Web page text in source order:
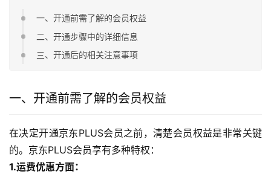
一、开通前需了解的会员权益
二、开通步骤中的详细信息
三、开通后的相关注意事项
一、开通前需了解的会员权益
在决定开通京东PLUS会员之前，清楚会员权益是非常关键
的。京东PLUS会员享有多种特权：
1.运费优惠方面：